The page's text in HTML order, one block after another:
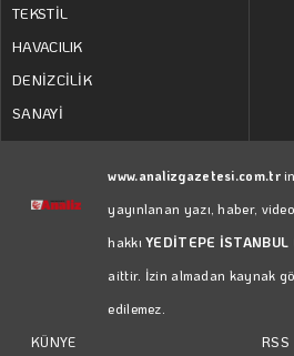
TEKSTİL
HAVACILIK
DENİZCİLİK
SANAYİ
www.analizgazetesi.com.tr
yayınlanan yazı, haber,
hakkıYEDİTEPE
aittir. İzin almadan kaynak
edilemez.
KÜNYE
RSS